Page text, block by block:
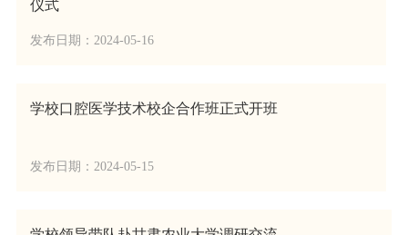
仪式
发布日期：2024-05-16
学校口腔医学技术校企合作班正式开班
发布日期：2024-05-15